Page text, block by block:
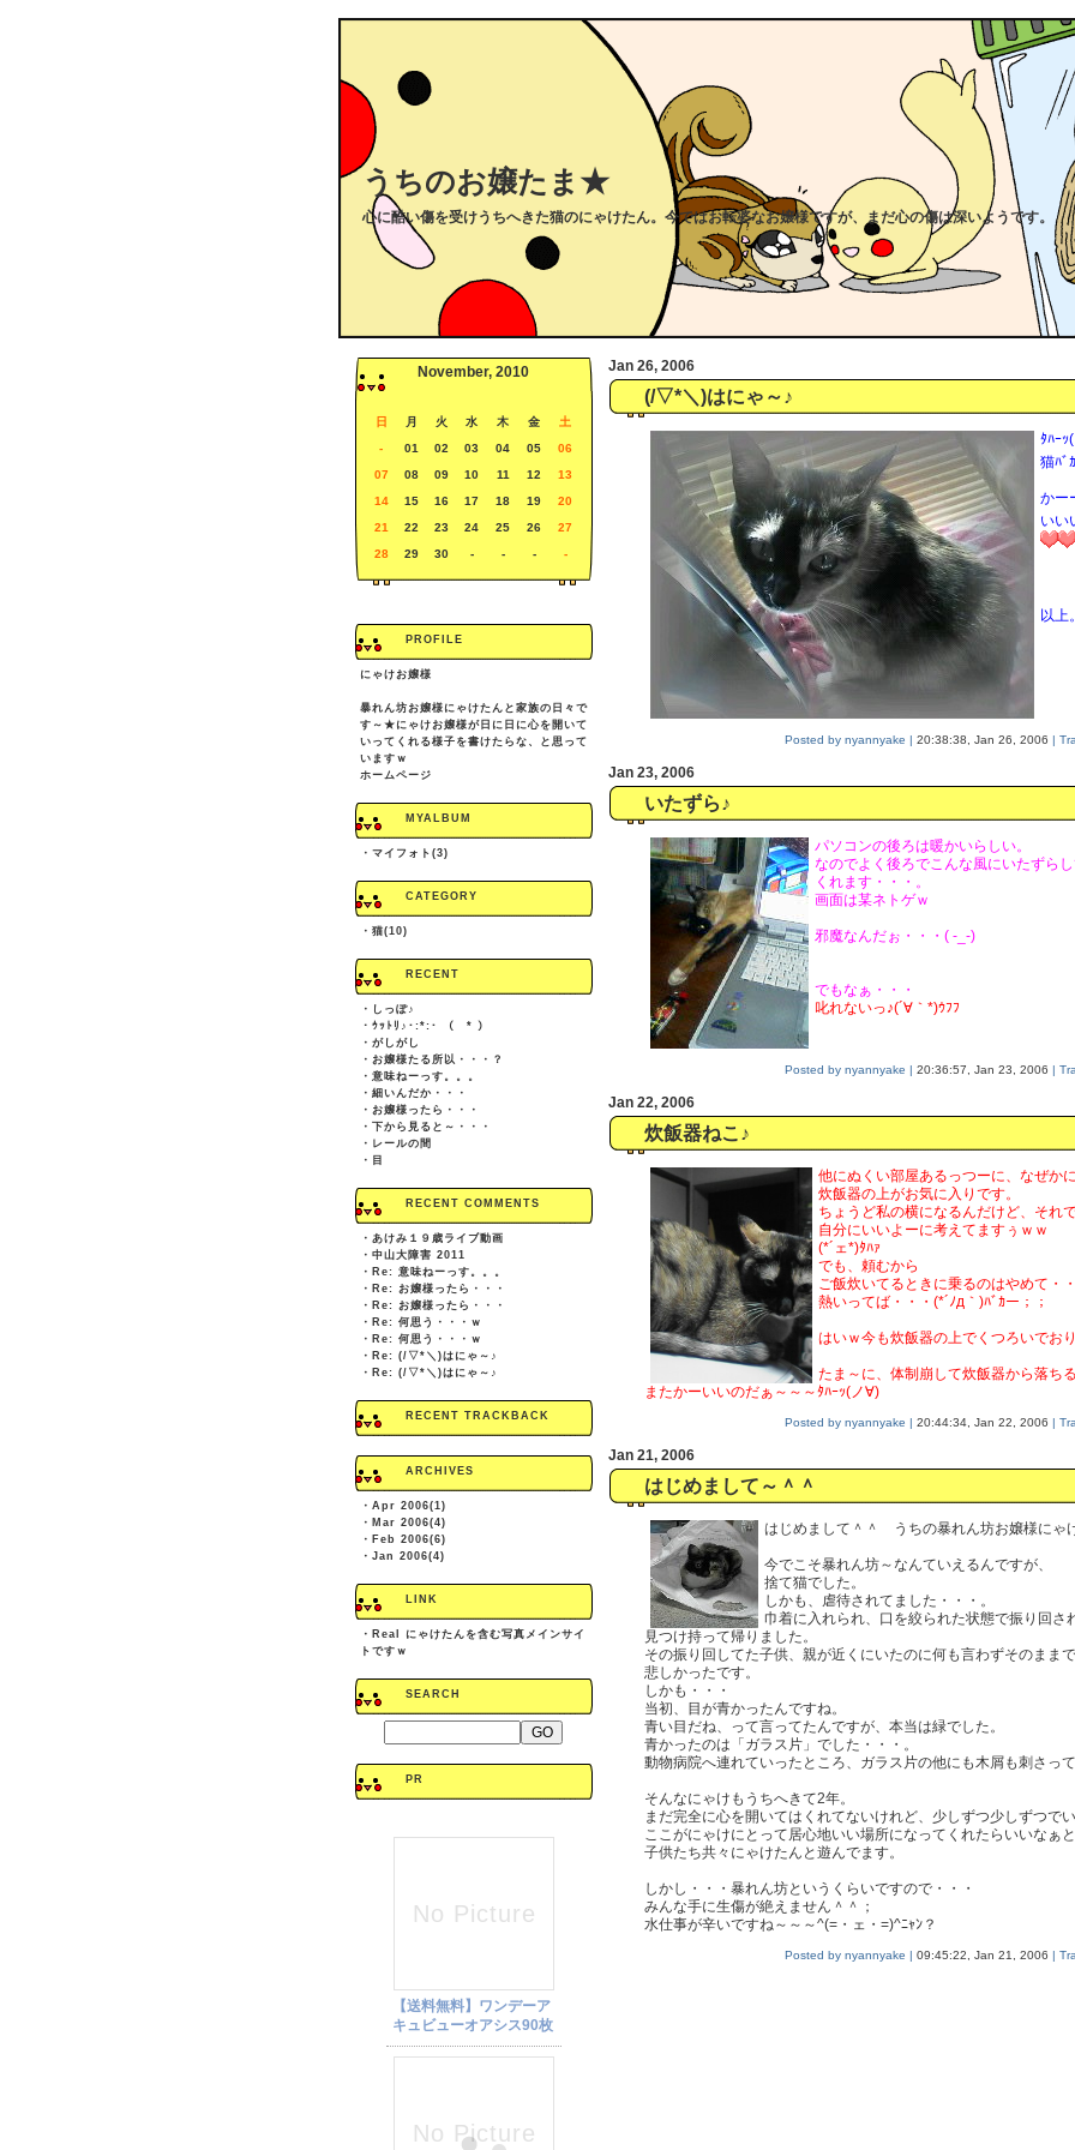
うちのお嬢たま★
心に酷い傷を受けうちへきた猫のにゃけたん。今ではお転婆なお嬢様ですが、まだ心の傷は深いようです。
November, 2010
日 月 火 水 木 金
土
-
01 02 03 04 05
06
07
08 09 10 11 12
13
14
15 16 17 18 19
20
21
22 23 24 25 26
27
28
29 30 - - - -
PROFILE
にゃけお嬢様
暴れん坊お嬢様にゃけたんと家族の日々で
す～★にゃけお嬢様が日に日に心を開いて
いってくれる様子を書けたらな、と思って
いますｗ
ホームページ
MYALBUM
・ マイフォト(3)
CATEGORY
・ 猫(10)
RECENT
・ しっぽ♪
・ ｳｯﾄﾘ♪･:*:･ （￣* ）
・ がしがし
・ お嬢様たる所以・・・？
・ 意味ねーっす。。。
・ 細いんだか・・・
・ お嬢様ったら・・・
・ 下から見ると～・・・
・ レールの間
・ 目
RECENT COMMENTS
・ あけみ１９歳ライブ動画
・ 中山大障害 2011
・ Re: 意味ねーっす。。。
・ Re: お嬢様ったら・・・
・ Re: お嬢様ったら・・・
・ Re: 何思う・・・ｗ
・ Re: 何思う・・・ｗ
・ Re: (/▽*＼)はにゃ～♪
・ Re: (/▽*＼)はにゃ～♪
RECENT TRACKBACK
ARCHIVES
・ Apr 2006(1)
・ Mar 2006(4)
・ Feb 2006(6)
・ Jan 2006(4)
LINK
・ Real にゃけたんを含む写真メインサイ
トですｗ
SEARCH
PR
Jan 26, 2006
(/▽*＼)はにゃ～♪
ﾀﾊｰ
猫ﾊﾞ
かー
いい
以上。
Posted by nyannyake | 20:38:38, Jan 26, 2006 |
Jan 23, 2006
いたずら♪
パソコンの後ろは暖かいらしい。
なのでよく後ろでこんな風にいたずら
くれます・・・。
画面は某ネトゲｗ
邪魔なんだぉ・・・( -_-)
でもなぁ・・・
叱れないっ♪(´∀｀*)ｳﾌﾌ
Posted by nyannyake | 20:36:57, Jan 23, 2006 |
Jan 22, 2006
炊飯器ねこ♪
他にぬくい部屋あるっつーに、なぜか
炊飯器の上がお気に入りです。
ちょうど私の横になるんだけど、それ
自分にいいよーに考えてますぅｗｗ
(*´ェ*)ﾀﾊｧ
でも、頼むから
ご飯炊いてるときに乗るのはやめて・・
熱いってば・・・(*´ﾉд｀)ﾊﾞｶー；；
はいｗ今も炊飯器の上でくつろいでお
たま～に、体制崩して炊飯器から落ち
またかーいいのだぁ～～～ﾀﾊｰｯ(ノ∀)ゝ
Posted by nyannyake | 20:44:34, Jan 22, 2006 |
Jan 21, 2006
はじめまして～＾＾
はじめまして＾＾ うちの暴れん坊お嬢様にゃ
今でこそ暴れん坊～なんていえるんですが、
捨て猫でした。
しかも、虐待されてました・・・。
巾着に入れられ、口を絞られた状態で振り回さ
見つけ持って帰りました。
その振り回してた子供、親が近くにいたのに何も言わずそのままで
悲しかったです。
しかも・・・
当初、目が青かったんですね。
青い目だね、って言ってたんですが、本当は緑でした。
青かったのは「ガラス片」でした・・・。
動物病院へ連れていったところ、ガラス片の他にも木屑も刺さって
そんなにゃけもうちへきて2年。
まだ完全に心を開いてはくれてないけれど、少しずつ少しずつで
ここがにゃけにとって居心地いい場所になってくれたらいいなぁと
子供たち共々にゃけたんと遊んでます。
しかし・・・暴れん坊というくらいですので・・・
みんな手に生傷が絶えません＾＾；
水仕事が辛いですね～～～^(=・ェ・=)^ﾆｬﾝ？
Posted by nyannyake | 09:45:22, Jan 21, 2006 |